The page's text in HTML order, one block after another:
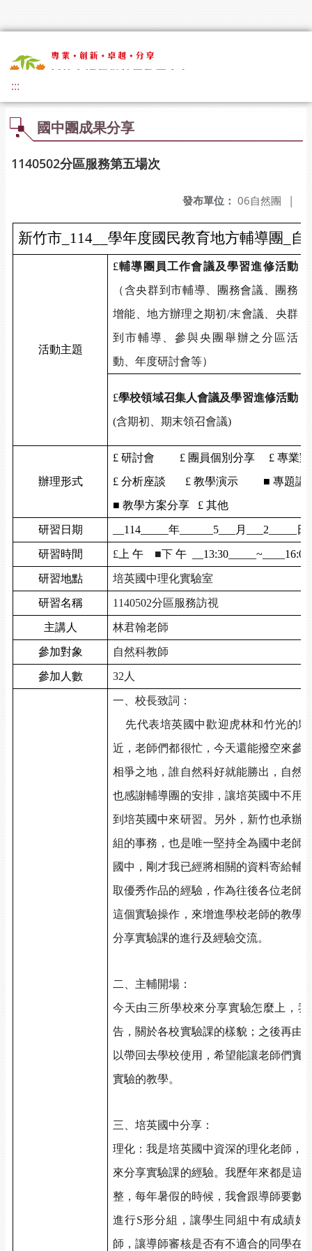
:::
國中團成果分享
1140502分區服務第五場次
發布單位： 06自然團 |
新竹市_114__學年度國民教育地方輔導團_
活動主題
£輔導團員工作會議及學習進修活動
（含央群到市輔導、團務會議、團務
增能、地方辦理之期初/末會議、央群
到市輔導、參與央團舉辦之分區活
動、年度研討會等）
£學校領域召集人會議及學習進修活動
(含期初、期末領召會議)
辦理形式
£ 研討會 £ 團員個別分享 £ 專業
£ 分析座談 £ 教學演示 ■ 專題講
■ 教學方案分享 £ 其他
研習日期 __114_____ 年______5___月___2_____日
研習時間 £ 上 午 ■下 午
研習地點 培英國中理化實驗室
研習名稱 1140502分區服務訪視
主講人 林君翰老師
參加對象 自然科教師
參加人數 32 人
一、校長致詞：
先代表培英國中歡迎虎林和竹光的
近，老師們都很忙，今天還能撥空來參
相爭之地，誰自然科好就能勝出，自然
也感謝輔導團的安排，讓培英國中不用
到培英國中來研習。另外，新竹也承辦
組的事務，也是唯一堅持全為國中老師
國中，剛才我已經將相關的資料寄給輔
取優秀作品的經驗，作為往後各位老師
這個實驗操作，來增進學校老師的教學
分享實驗課的進行及經驗交流。
二、主輔開場：
今天由三所學校來分享實驗怎麼上，
告，關於各校實驗課的樣貌；之後再由
以帶回去學校使用，希望能讓老師們實
實驗的教學。
三、培英國中分享：
理化：我是培英國中資深的理化老師，
來分享實驗課的經驗。我歷年來都是這
整，每年暑假的時候，我會跟導師要數
進行S形分組，讓學生同組中有成績
師，讓導師審核是否有不適合的同學在